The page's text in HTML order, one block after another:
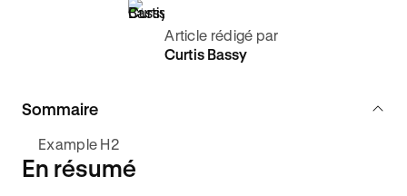
Article rédigé par
Curtis Bassy
Sommaire
Example H2
En résumé